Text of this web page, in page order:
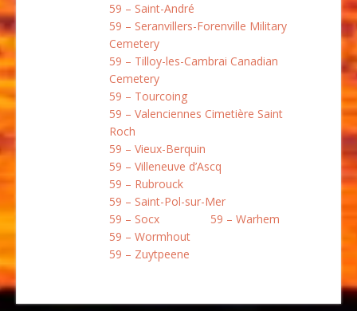
59 – Saint-André
59 – Seranvillers-Forenville Military
Cemetery
59 – Tilloy-les-Cambrai Canadian
Cemetery
59 – Tourcoing
59 – Valenciennes Cimetière Saint
Roch
59 – Vieux-Berquin
59 – Villeneuve d’Ascq
59 – Rubrouck
59 – Saint-Pol-sur-Mer
59 – Socx
59 – Warhem
59 – Wormhout
59 – Zuytpeene